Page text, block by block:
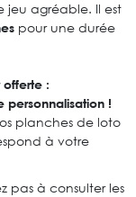
agréable. Il est
pour une durée
offerte :
personnalisation !
planches de loto
à votre
pas à consulter les